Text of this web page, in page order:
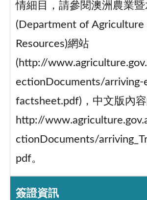
情細目，請參閱澳洲農業
(Department of Agriculture
Resources)網站
(http://
ectionDocuments/arriving-
factsheet.pdf)，中文版內容
http://
ctionDocuments/
pdf。
簽證資訊